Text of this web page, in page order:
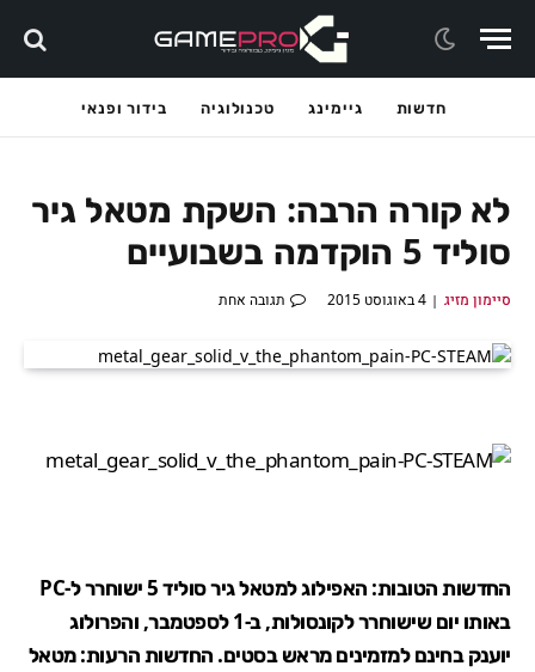
חדשות גיימינג טכנולוגיה בידור ופנאי
לא קורה הרבה: השקת מטאל גיר
סוליד 5 הוקדמה בשבועיים
סיימון מזיג 4 באוגוסט 2015 תגובה אחת
החדשות הטובות: האפילוג למטאל גיר סוליד 5 ישוחרר ל-PC
באותו יום שישוחרר לקונסולות, ב-1 לספטמבר, והפרולוג
יוענק בחינם למזמינים מראש בסטים. החדשות הרעות: מטאל